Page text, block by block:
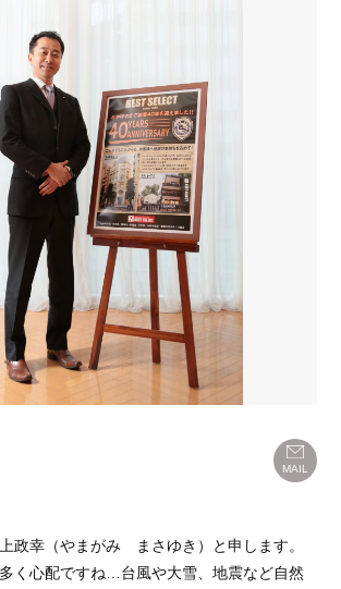
MAIL
政幸（やまがみ まさゆき）と申します。
く心配ですね…台風や大雪、地震など自然